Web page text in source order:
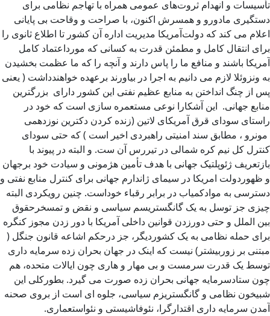
تأسیسات و انهدام ثروت‌های عمومی همراه با تهاجم نظامی برای
دستگیری مادورو و همسرش اکنون، با صراحت و وقاحت بی پایانی
اعلام می کند که دولت‌آمریکا مدیریت اداره آن کشور تا اطلاع ثانوی را
برای انتقال کامل و مطمئن قدرت به کسانی که مورداعتماد کامل
آمریکا باشند و منافع ما را پاس دارند و آنچه را که ما عظمت بخشیدن
به ونزوئلا لازم می دانیم به اجرا در بیاورند برعهده خواهندداشت ( یعنی
پس از چنگ انداختن به منابع عظیم نفتی این کشور دارای بزرگترین
منابع جهانی. این آشکارا نوعی مستعمره سازی است که خود در
راستای سودای قرق آمریکای لاتین (زنده کردن دکترین نوزدهمی
مونرو ، مطابق سند امنیتی راهبردی اخیر است ) که حتی سودای
کنترل کل نیم کره شمالی در تیررس آن ست. و البته در پیوند با
بازتعریف ژئوپلتیک جهانی با هدف تأمین هژمونی و سیادت خود برجهان
و ظهوردولت امریکا در سیمای ژاندارم جهانی برای کنترل منابع نفتی و
دسترسی به موادکمیاب در برابر رقباء خوداست. چنین رویکردی البته
چیزی جز توسل به یک گانگستریسم سیاسی و نقض و تمسخرحقوق
بین الملل و حتی دورزدن قوانین داخلی آمریکا با دور زدن مجوز کنگره
برای حمله نظامی به یک کشوردیگر، جز درحکم اشاعه قانون جنگل (
مبتنی بر زوربیشتر) نیست که اینک در جهان بحران زده سرمایه داری
توسط یک قدرت سرمست و بی مهار و هاری چون ایالات متحده، هم
چون ستادسرمایه جهانی بحران زده صورت می گیرد. بطورکلی این
شبیخون نظامی و گانگستریزم سیاسی، جلوه ای است از بروی صحنه
آمدن سرمایه داری اقتدارگرا، نئوفاشیستی و نئواستعماری.